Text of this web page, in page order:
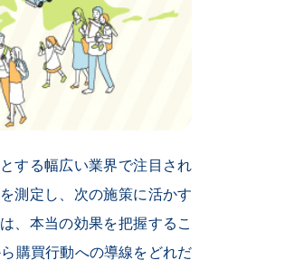
する幅広い業界で注目され
測定し、次の施策に活かす
、本当の効果を把握するこ
購買行動への導線をどれだ